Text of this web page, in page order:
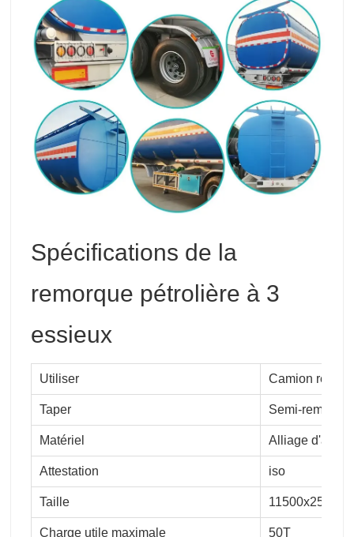
Spécifications de la
remorque pétrolière à 3
essieux
Utiliser Camion
Taper Semi-
Matériel Alliage
Attestation iso
Taille
Charge utile maximale 50T